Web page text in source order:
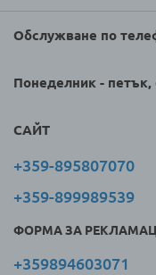
Обслужване по
Понеделник - петък,
САЙТ
+359-895807070
+359-899989539
ФОРМА ЗА
+359894603071